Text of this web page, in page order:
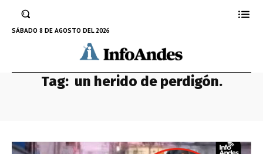
SÁBADO 8 DE AGOSTO DEL 2026
Tag: un herido de perdigón.